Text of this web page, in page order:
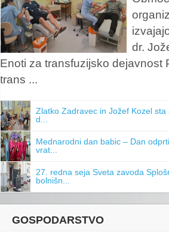
dr.
Enoti za transfuzijsko dejavnost
trans ...
Zlatko Zadravec in Jožef Kozel sta
d...
Mednarodni dan babic – Dan
vrat...
27. redna seja Sveta zavoda
bolnišn...
GOSPODARSTVO